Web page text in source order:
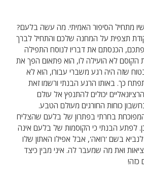
מתחיל הסיפור האמיתי. מה עשה בלעם?
תצפית על המחנה שלכם והתחיל לברך
הכנסתם את דבריו לנוסח התפילה
לא הועילה לו, הוא פתאום הפך את
בטוח שזה היה רגע משברי עבורו, הוא לא
כך. באותו הרגע הבנתי ורשמו זאת
יכולים להתנפץ אל עולם
כוחות החורגים מעולם הטבע.
בחרתי בפתרון של בלעם שהצליח
לפתע הבנתי כי הקוסמות של בלעם אינה
בשם 'רואה', אבל אפילו האתון שלו
ואת מה שמעבר לה. איני מבין כיצד
כזה!